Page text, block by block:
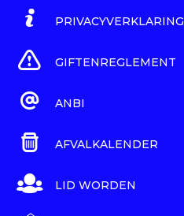
PRIVACYVERKLARING
GIFTENREGLEMENT
ANBI
AFVALKALENDER
LID WORDEN